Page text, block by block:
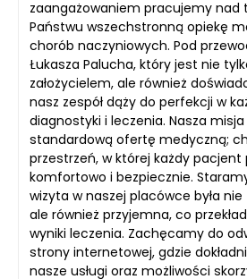
zaangażowaniem pracujemy nad
Państwu wszechstronną opiekę
chorób naczyniowych. Pod
Łukasza Palucha, który jest nie
założycielem, ale również
nasz zespół dąży do perfekcji w
diagnostyki i leczenia. Nasza
standardową ofertę medyczną;
przestrzeń, w której każdy pacjent
komfortowo i bezpiecznie.
wizyta w naszej placówce była
ale również przyjemna, co
wyniki leczenia. Zachęcamy do
strony internetowej, gdzie
nasze usługi oraz możliwości